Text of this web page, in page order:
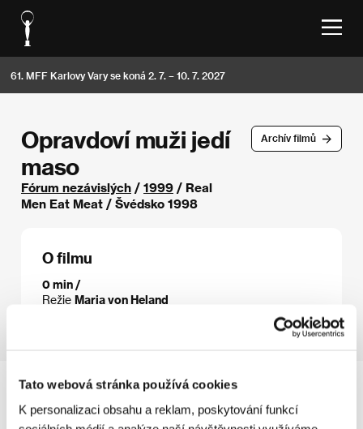
Tato webová stránka používá cookies
K personalizaci obsahu a reklam, poskytování funkcí
61. MFF Karlovy Vary se koná 2. 7. – 10. 7. 2027
Archív filmů
Opravdoví muži jedí
maso
Fórum nezávislých / 1999 / Real
Men Eat Meat / Švédsko 1998
O filmu
0 min /
Režie Maria von Heland